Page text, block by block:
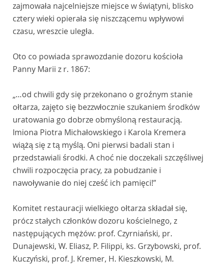
zajmowała najcelniejsze miejsce w świątyni, blisko
cztery wieki opierała się niszczącemu wpływowi
czasu, wreszcie uległa.
Oto co powiada sprawozdanie dozoru kościoła
Panny Marii z r. 1867:
„…od chwili gdy się przekonano o groźnym stanie
ołtarza, zajęto się bezzwłocznie szukaniem środków
uratowania go dobrze obmyśloną restauracją.
Imiona Piotra Michałowskiego i Karola Kremera
wiążą się z tą myślą. Oni pierwsi badali stan i
przedstawiali środki. A choć nie doczekali szczęśliwej
chwili rozpoczęcia pracy, za pobudzanie i
nawoływanie do niej cześć ich pamięci!”
Komitet restauracji wielkiego ołtarza składał się,
prócz stałych członków dozoru kościelnego, z
następujących mężów: prof. Czyrniański, pr.
Dunajewski, W. Eliasz, P. Filippi, ks. Grzybowski, prof.
Kuczyński, prof. J. Kremer, H. Kieszkowski, M.